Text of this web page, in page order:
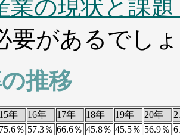
業の現状と課
要があるでし
推移
15年 16年 17年 18年 19年 20年
75.6％ 57.3％ 66.6％ 45.8％ 45.5％ 56.9％